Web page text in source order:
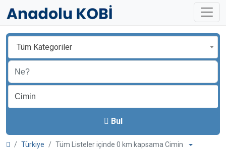
Tüm Kategoriler
Bul
Türkiye Tüm Listeler içinde 0 km kapsama Cimin